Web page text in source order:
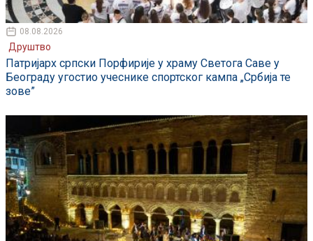
08.08.2026
Друштво
Патријарх српски Порфирије у храму Светога Саве у
Београду угостио учеснике спортског кампа „Србија те
зове”